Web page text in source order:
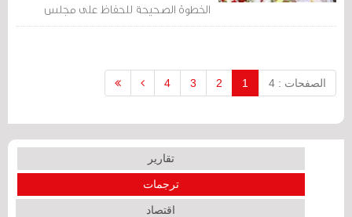
الخطوة الصحيحة للحفاظ على مجلس
التعاون الخليجي هي تجميد عضوية قطر في
الصفحات : 4 1
2
3
4
تقارير
ترجمات
اقتصاد